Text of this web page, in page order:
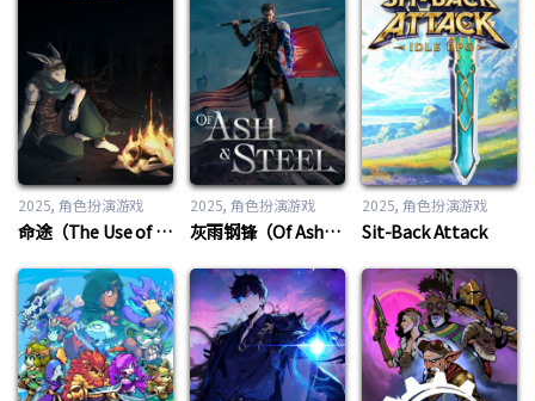
2025 角色扮演游戏
命途（The Use of Life）
2025 角色扮演游戏
灰雨钢锋（Of Ash and Steel）
2025 角色扮演游戏
Sit-Back Attack